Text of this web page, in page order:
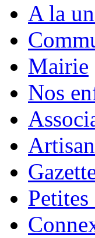
A la
Mairie
Nos
Petites